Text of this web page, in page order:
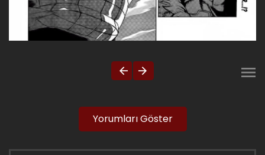
Yorumları Göster